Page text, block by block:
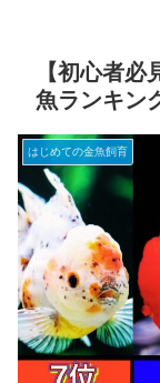
【初心者
魚ランキン
はじめての金魚飼育